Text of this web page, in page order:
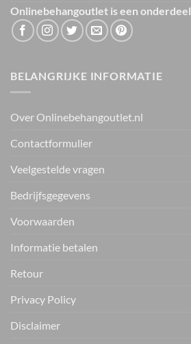
Onlinebehangoutlet is een
BELANGRIJKE INFORMATIE
Over Onlinebehangoutlet.nl
Contactformulier
Veelgestelde vragen
Bedrijfsgegevens
Voorwaarden
Informatie betalen
Retour
Privacy Policy
Disclaimer